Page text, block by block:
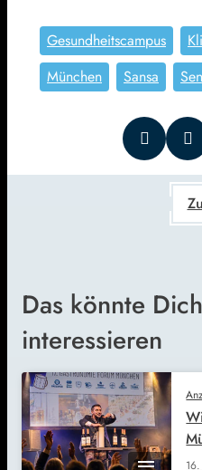
Gesundheitscampus
München
Sansa
Das könnte
interessieren